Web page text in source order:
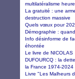
multilatéralisme
La gratuité : une
destruction massive
Quels vœux pour
Démographie :
Info désinforme de
éhontée
Le livre de NICOLAS
DUFOURCQ : la
la France 1974-2024
Livre "Les Malheurs